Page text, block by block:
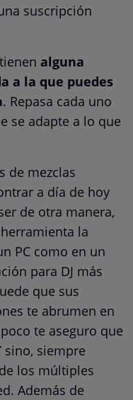
suscripción
alguna
a la que puedes
. Repasa cada uno
se adapte a lo que
de mezclas
a día de hoy
de otra manera,
la
PC como en un
para DJ más
que sus
te abrumen en
te aseguro que
sino, siempre
los múltiples
Además de